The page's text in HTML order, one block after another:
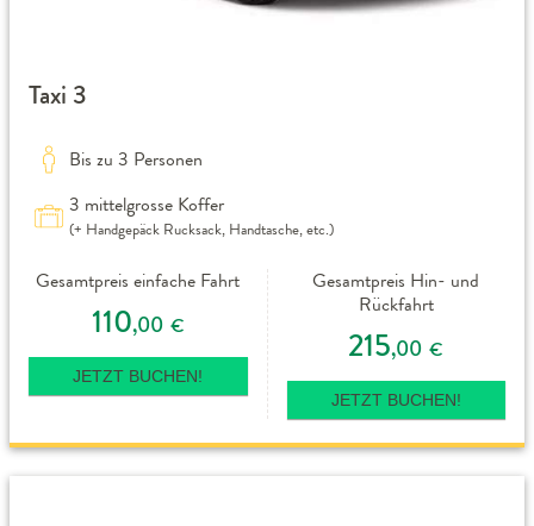
Taxi 3
Bis zu 3 Personen
3 mittelgrosse Koffer
(+ Handgepäck Rucksack, Handtasche, etc.)
Gesamtpreis einfache Fahrt
110,00 €
JETZT BUCHEN!
Gesamtpreis Hin- und
Rückfahrt
215,00 €
JETZT BUCHEN!